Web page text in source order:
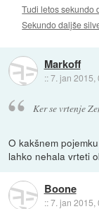
Tudi letos sekundo
Sekundo daljše
Markoff
::7. jan 2015,
Ker se vrtenje
O kakšnem
lahko nehala vrteti
Boone
::7. jan 2015,